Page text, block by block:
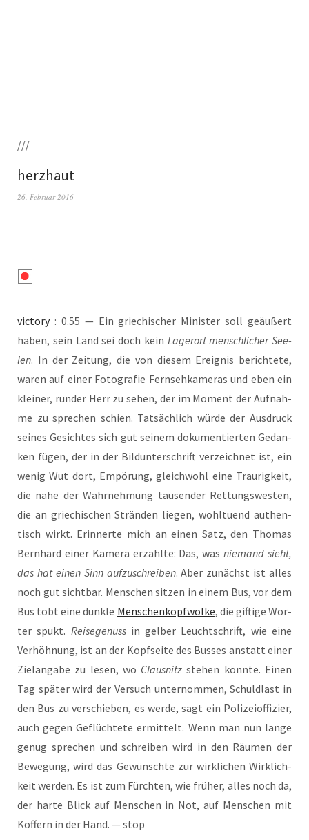
///
herzhaut
26. Februar 2016
vic­to­ry: 0.55 — Ein grie­chi­scher Minis­ter soll geäu­ßert
haben, sein Land sei doch kein Lage­r­ort mensch­li­cher See­
len. In der Zei­tung, die von die­sem Ereig­nis berich­te­te,
waren auf einer Foto­gra­fie Fern­seh­ka­me­ras und eben ein
klei­ner, run­der Herr zu sehen, der im Moment der Auf­nah­
me zu spre­chen schien. Tat­säch­lich wür­de der Aus­druck
sei­nes Gesich­tes sich gut sei­nem doku­men­tier­ten Gedan­
ken fügen, der in der Bild­un­ter­schrift ver­zeich­net ist, ein
wenig Wut dort, Empö­rung, gleich­wohl eine Trau­rig­keit,
die nahe der Wahr­neh­mung tau­sen­der Ret­tungs­wes­ten,
die an grie­chi­schen Strän­den lie­gen, wohl­tu­end authen­
tisch wirkt. Erin­ner­te mich an einen Satz, den Tho­mas
Bern­hard einer Kame­ra erzähl­te: Das, was nie­mand sieht,
das hat einen Sinn auf­zu­schrei­ben. Aber zunächst ist alles
noch gut sicht­bar. Men­schen sit­zen in einem Bus, vor dem
Bus tobt eine dunk­le Men­schen­kopf­wol­ke, die gif­ti­ge Wör­
ter spukt. Rei­se­ge­nussin gel­ber Leucht­schrift, wie eine
Ver­höh­nung, ist an der Kopf­sei­te des Bus­ses anstatt einer
Ziel­an­ga­be zu lesen, wo Claus­nitz ste­hen könn­te. Einen
Tag spä­ter wird der Ver­such unter­nom­men, Schuld­last in
den Bus zu ver­schie­ben, es wer­de, sagt ein Poli­zei­of­fi­zier,
auch gegen Geflüch­te­te ermit­telt. Wenn man nun lan­ge
genug spre­chen und schrei­ben wird in den Räu­men der
Bewe­gung, wird das Gewünsch­te zur wirk­li­chen Wirk­lich­
keit wer­den. Es ist zum Fürch­ten, wie frü­her, alles noch da,
der har­te Blick auf Men­schen in Not, auf Men­schen mit
Kof­fern in der Hand. — stop